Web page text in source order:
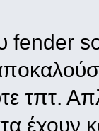
fender
τπτ.